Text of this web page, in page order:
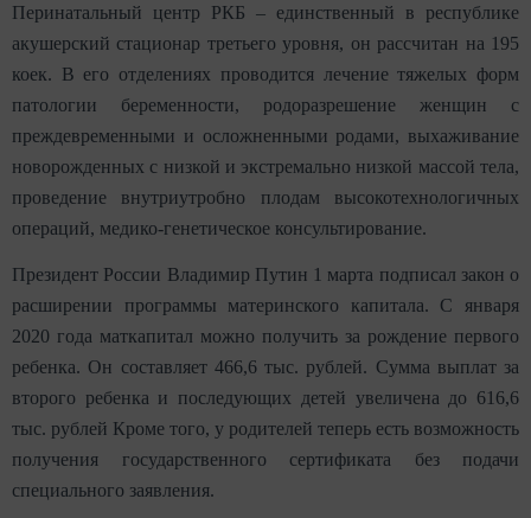
Перинатальный центр РКБ – единственный в республике
акушерский стационар третьего уровня, он рассчитан на 195
коек. В его отделениях проводится лечение тяжелых форм
патологии беременности, родоразрешение женщин с
преждевременными и осложненными родами, выхаживание
новорожденных с низкой и экстремально низкой массой тела,
проведение внутриутробно плодам высокотехнологичных
операций, медико-генетическое консультирование.
Президент России Владимир Путин 1 марта подписал закон о
расширении программы материнского капитала. С января
2020 года маткапитал можно получить за рождение первого
ребенка. Он составляет 466,6 тыс. рублей. Сумма выплат за
второго ребенка и последующих детей увеличена до 616,6
тыс. рублей Кроме того, у родителей теперь есть возможность
получения государственного сертификата без подачи
специального заявления.